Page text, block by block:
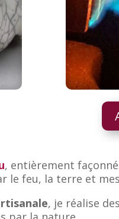
, entièrement
le feu, la terre et
, je réalise